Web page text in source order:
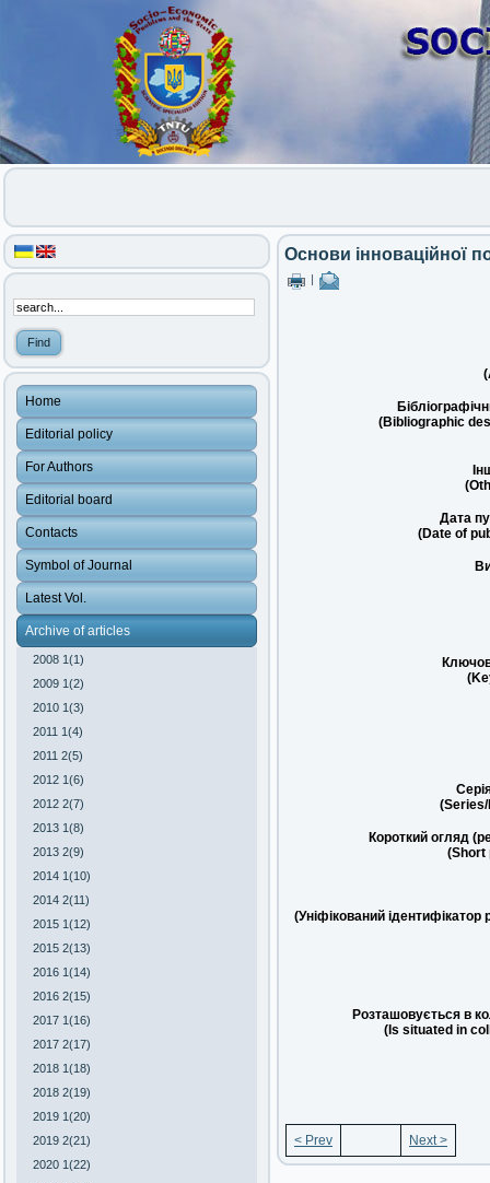
Home
Editorial policy
For Authors
Editorial board
Contacts
Symbol of Journal
Latest Vol.
Archive of articles
2008 1(1)
2009 1(2)
2010 1(3)
2011 1(4)
2011 2(5)
2012 1(6)
2012 2(7)
2013 1(8)
2013 2(9)
2014 1(10)
2014 2(11)
2015 1(12)
2015 2(13)
2016 1(14)
2016 2(15)
2017 1(16)
2017 2(17)
2018 1(18)
2018 2(19)
2019 1(20)
2019 2(21)
2020 1(22)
Основи інноваційної
(Bibliographic
Дата
(Date of
Короткий огляд
(Short
(Уніфікований ідентифікатор
Розташовується в
(Is situated in
< Prev Next >